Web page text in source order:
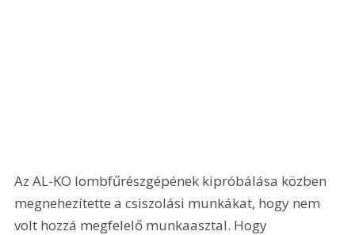
Az AL-KO lombfűrészgépének kipróbálása közben
megnehezítette a csiszolási munkákat, hogy nem
volt hozzá megfelelő munkaasztal. Hogy